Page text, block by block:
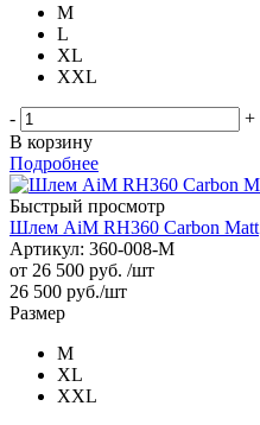
M
L
XL
XXL
-
+
В корзину
Подробнее
Быстрый просмотр
Шлем AiM RH360 Carbon Matt
Артикул: 360-008-M
от 26 500 руб. /шт
26 500 руб./шт
Размер
M
XL
XXL